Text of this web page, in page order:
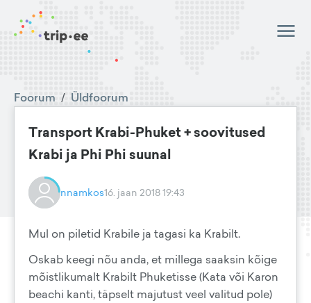
Foorum / Üldfoorum
Transport Krabi-Phuket + soovitused
Krabi ja Phi Phi suunal
nnamkos16. jaan 2018 19:43
Mul on piletid Krabile ja tagasi ka Krabilt.
Oskab keegi nõu anda, et millega saaksin kõige
mõistlikumalt Krabilt Phuketisse (Kata või Karon
beachi kanti, täpselt majutust veel valitud pole)